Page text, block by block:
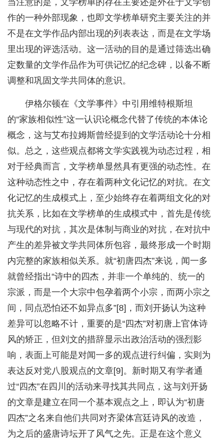
当注意的是，文学榜单的存在主要还是外在于文学创
作的一种外部现象，也即文学榜单研究主要关注的并
不是在文学作品内部出现的列表表达，而是在文学场
里出现的评选活动。这一活动的目的是通过筛选出确
定数量的文学作品作为可供记忆的纪念碑，以备不断
调整和巩固文学共同体的意识。
伊格尔顿在《文学事件》中引用维特根斯坦
的“家族相似性”这一认识论概念代替了传统的本体论
概念，这与艾布拉姆斯曾经提到的文学活动论十分相
似。总之，这些观点都将文学实践视为动态过程，相
对于经典而言，文学榜单显然具有更强的动态性。在
这种动态性之中，存在着两种文化记忆的对抗。在文
化记忆的生成模式上，至少始终存在着两组文化的对
抗关系，比如在文学榜单的生成模式中，首先是传统
与现代的对抗，其次是体制与商业的对抗，在对抗中
产生的差异被文学共同体所包容，最终形成一个时期
内完整的家族相似关系。就“初唐四杰”来说，闻一多
就曾经指出“诗中的四杰，并非一个单纯的、统一的
宗派，而是一个大宗中包孕着两个小宗，而两小宗之
间，同点恐怕还不如异点多”[8]，而刘开扬认为这种
差异可以忽略不计，重要的是“四杰”对初唐上官体诗
风的矫正，但刘文的措辞显示出政治活动的强烈影
响，表面上可能是对闻一多的观点进行纠偏，实则为
表达反对党八股观点的文章[9]。新时期又有学者通
过“四杰”在四川的活动来寻找其共同点，这与刘开扬
的文章是建立在同一个基本观点之上，即认为“初唐
四杰”之名来自他们共同对齐梁体宫廷诗风的改造，
为之后的盛唐诗坛开了风气之先。正是在这个意义